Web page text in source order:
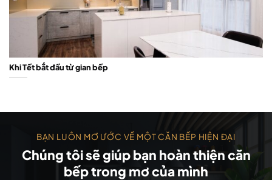
Khi Tết bắt đầu từ gian bếp
BẠN LUÔN MƠ ƯỚC VỀ MỘT CĂN BẾP HIỆN ĐẠI
Chúng tôi sẽ giúp bạn hoàn thiện căn
bếp trong mơ của mình